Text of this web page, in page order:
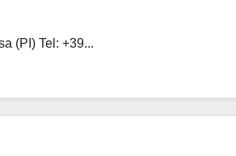
(PI) Tel: +39...